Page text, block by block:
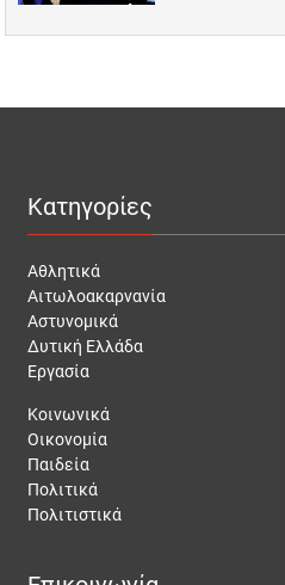
Κατηγορίες
Αθλητικά
Αιτωλοακαρνανία
Αστυνομικά
Δυτική Ελλάδα
Εργασία
Κοινωνικά
Οικονομία
Παιδεία
Πολιτικά
Πολιτιστικά